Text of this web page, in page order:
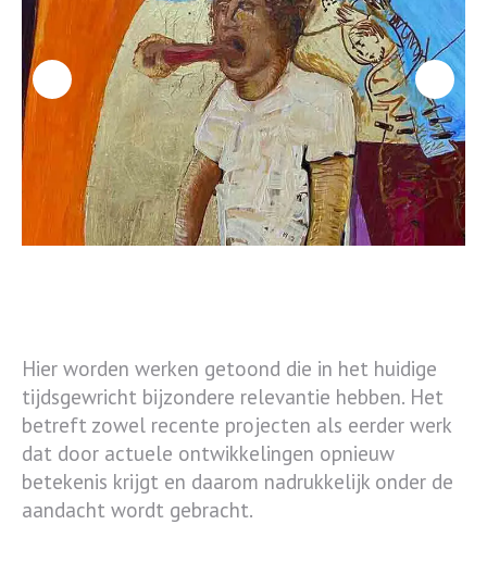
Hier worden werken getoond die in het huidige
tijdsgewricht bijzondere relevantie hebben. Het
betreft zowel recente projecten als eerder werk
dat door actuele ontwikkelingen opnieuw
betekenis krijgt en daarom nadrukkelijk onder de
aandacht wordt gebracht.